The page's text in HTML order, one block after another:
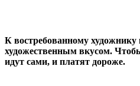
К востребованному художнику
художественным вкусом.
идут сами, и платят дороже.